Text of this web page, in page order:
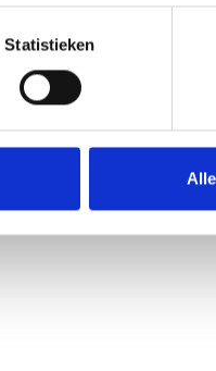
Statistieken
en hulpstukken